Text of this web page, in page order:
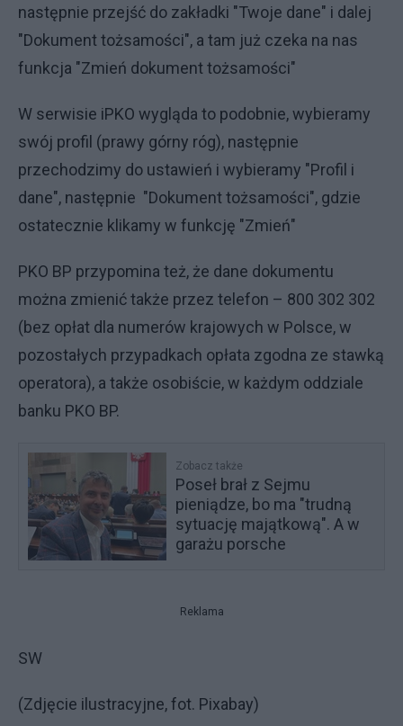
następnie przejść do zakładki "Twoje dane" i dalej
"Dokument tożsamości", a tam już czeka na nas
funkcja "Zmień dokument tożsamości"
W serwisie iPKO wygląda to podobnie, wybieramy
swój profil (prawy górny róg), następnie
przechodzimy do ustawień i wybieramy "Profil i
dane", następnie "Dokument tożsamości", gdzie
ostatecznie klikamy w funkcję "Zmień"
PKO BP przypomina też, że dane dokumentu
można zmienić także przez telefon – 800 302 302
(bez opłat dla numerów krajowych w Polsce, w
pozostałych przypadkach opłata zgodna ze stawką
operatora), a także osobiście, w każdym oddziale
banku PKO BP.
Zobacz także
Poseł brał z Sejmu
pieniądze, bo ma "trudną
sytuację majątkową". A w
garażu porsche
Reklama
SW
(Zdjęcie ilustracyjne, fot. Pixabay)